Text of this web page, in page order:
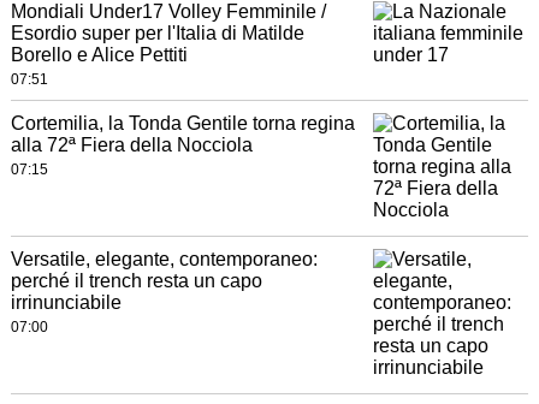
Mondiali Under17 Volley Femminile /
Esordio super per l'Italia di Matilde
Borello e Alice Pettiti
07:51
Cortemilia, la Tonda Gentile torna regina
alla 72ª Fiera della Nocciola
07:15
Versatile, elegante, contemporaneo:
perché il trench resta un capo
irrinunciabile
07:00